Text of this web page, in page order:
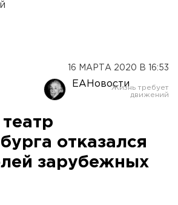
16 МАРТА 2020 В 16:53
ЕАНовости
отказался
зарубежных